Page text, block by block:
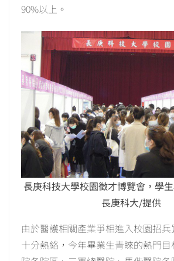
90%以上。
長庚科技大學校園徵才博覽會，學
長庚科大/提供
由於醫護相關產業爭相進入校園招
十分熱絡，今年畢業生青睞的熱門